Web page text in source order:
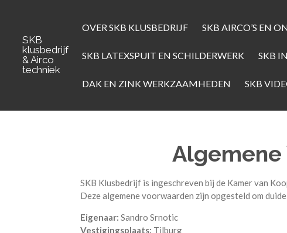
naar
hoofdinhoud
SKB
klusbedrijf
& Airco
techniek
OVER SKB KLUSBEDRIJF SKB AIRCO’S EN
SKB LATEXSPUIT EN SCHILDERWERK SKB
DAK EN ZINK WERKZAAMHEDEN SKB
Algemene
SKB Klusbedrijf is ingeschreven bij de Kamer van
Deze algemene voorwaarden zijn opgesteld om
Eigenaar: Sandro Srnotic
Vestigingsplaats: Tilburg